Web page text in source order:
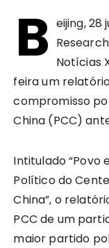
B eijing, 28
Notícias
feira um
compromisso
China (PCC)
Intitulado “Povo
Político do
China”, o
PCC de um
maior partido